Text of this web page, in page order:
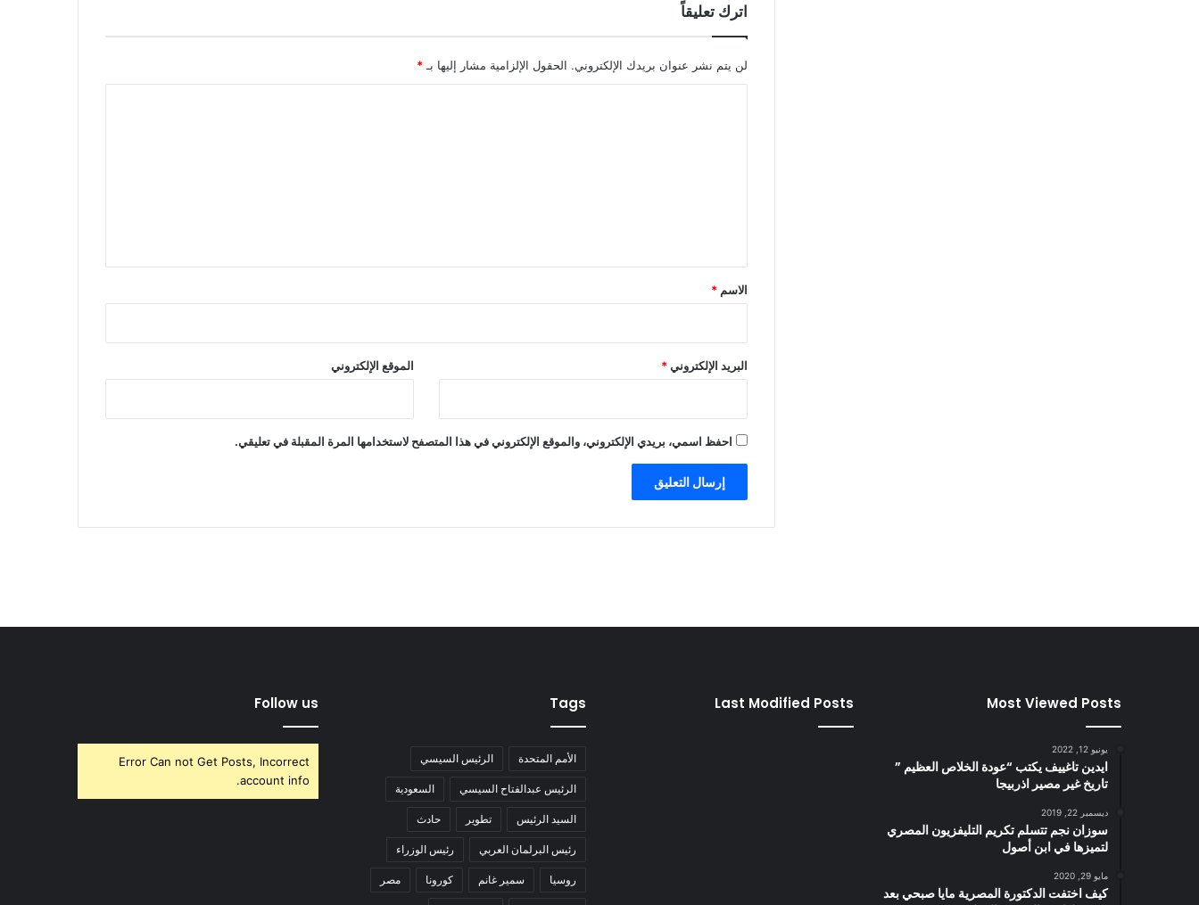
اترك تعليقاً
لن يتم نشر عنوان بريدك الإلكتروني. الحقول الإلزامية مشار إليها بـ *
*
الاسم *
البريد الإلكتروني* الموقع الإلكتروني
احفظ اسمي، بريدي الإلكتروني، والموقع الإلكتروني في هذا المتصفح لاستخدامها المرة المقبلة في تعليقي.
Most Viewed Posts
يونيو 12, 2022
ايدين تاغييف يكتب “عودة الخلاص العظيم ”
تاريخ غير مصير اذربيجا
ديسمبر 22, 2019
سوزان نجم تتسلم تكريم التليفزيون المصري
لتميزها في ابن أصول
مايو 29, 2020
كيف اختفت الدكتورة المصرية مايا صبحي بعد
Last Modified Posts
Tags
الأمم المتحدة الرئيس السيسي
الرئيس عبدالفتاح السيسي السعودية
السيد الرئيس تطوير حادث
رئيس البرلمان العربي رئيس الوزراء
روسيا سمير غانم كورونا مصر
Follow us
Error Can not Get Posts, Incorrect
account info.